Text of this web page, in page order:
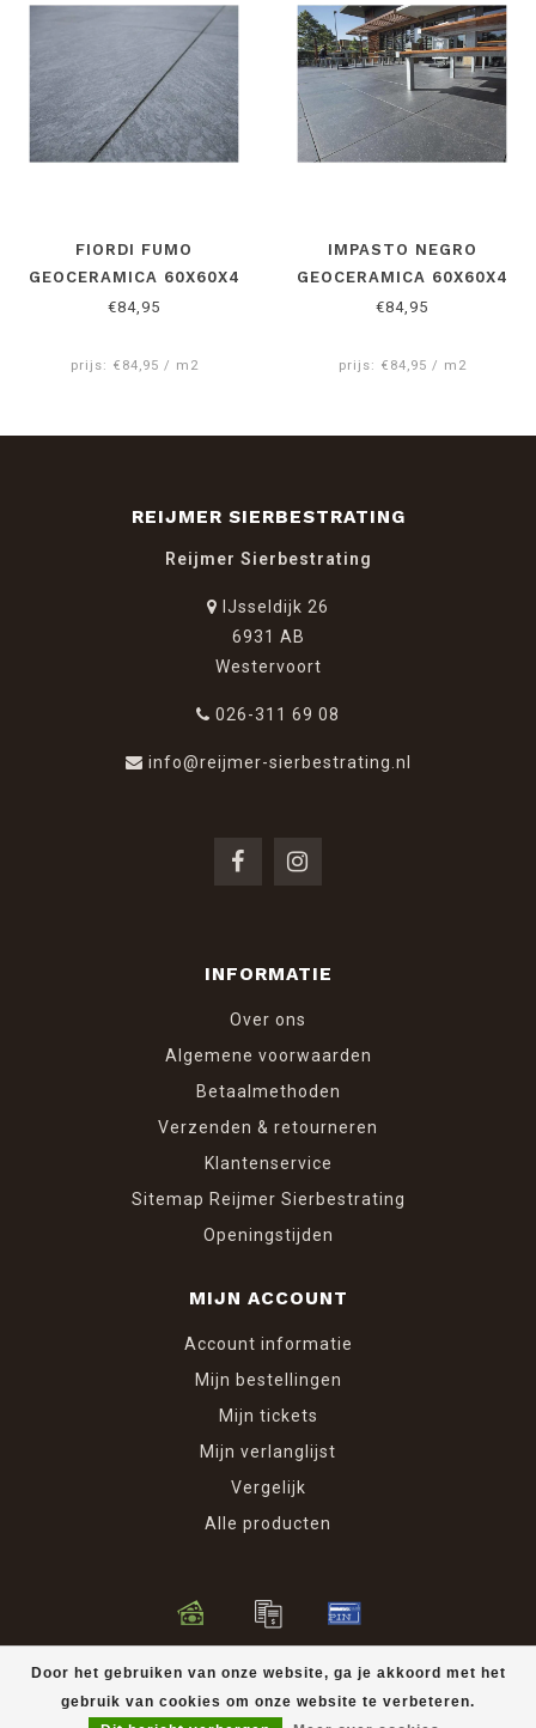
FIORDI FUMO
GEOCERAMICA 60X60X4
CM
€84,95
prijs: €84,95 / m2
IMPASTO NEGRO
GEOCERAMICA 60X60X4
CM
€84,95
prijs: €84,95 / m2
Door het gebruiken van onze website, ga je akkoord met het
gebruik van cookies om onze website te verbeteren.
REIJMER SIERBESTRATING
Reijmer Sierbestrating
IJsseldijk 26
6931 AB
Westervoort
026-311 69 08
info@reijmer-sierbestrating.nl
INFORMATIE
Over ons
Algemene voorwaarden
Betaalmethoden
Verzenden & retourneren
Klantenservice
Sitemap Reijmer Sierbestrating
Openingstijden
MIJN ACCOUNT
Account informatie
Mijn bestellingen
Mijn tickets
Mijn verlanglijst
Vergelijk
Alle producten
© Copyright 2026 Reijmer Sierbestrating